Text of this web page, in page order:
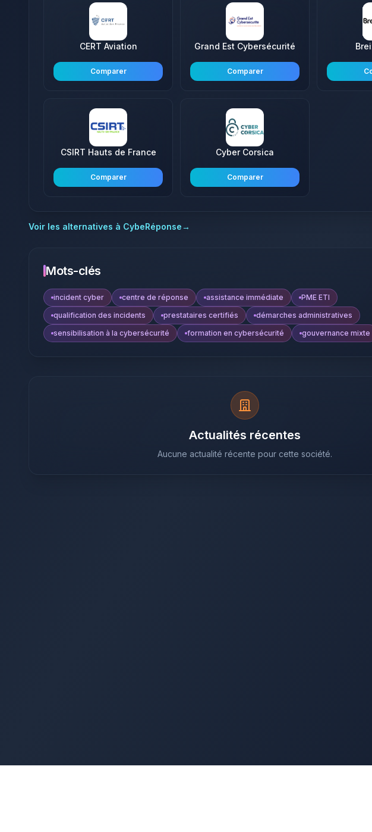
CERT Aviation
Comparer
Grand Est Cybersécurité
Comparer
CSIRT Hauts de France
Comparer
Cyber Corsica
Comparer
Voir les alternatives à CybeRéponse→
Mots-clés
incident cyber centre de réponse assistance immédiate
PME ETI
qualification des incidents
prestataires certifiés
démarches administratives
sensibilisation à la cybersécurité
formation en cybersécurité gouvernance mixte
Actualités récentes
Aucune actualité récente pour cette société.